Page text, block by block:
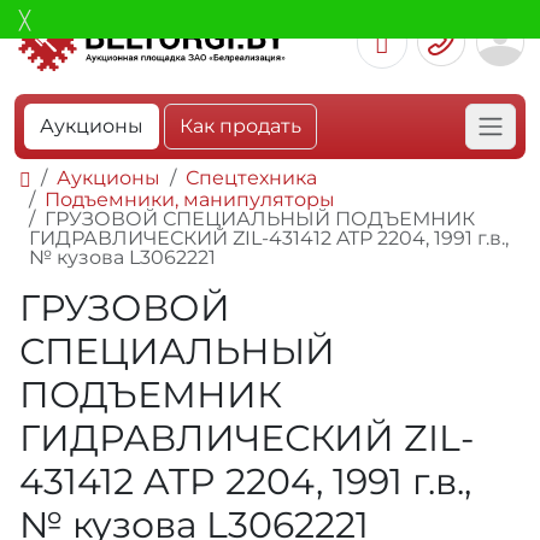
Аукционы Как продать
Аукционы
Спецтехника
Подъемники, манипуляторы
ГРУЗОВОЙ СПЕЦИАЛЬНЫЙ ПОДЪЕМНИК
ГИДРАВЛИЧЕСКИЙ ZIL-431412 ATP 2204, 1991 г.в.,
№ кузова L3062221
ГРУЗОВОЙ
СПЕЦИАЛЬНЫЙ
ПОДЪЕМНИК
ГИДРАВЛИЧЕСКИЙ ZIL-
431412 ATP 2204, 1991 г.в.,
№ кузова L3062221